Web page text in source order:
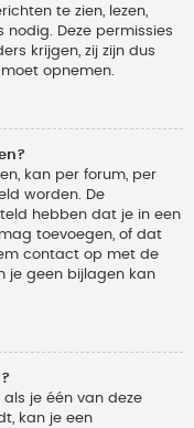
te zien, lezen,
nodig. Deze permissies
krijgen, zij zijn dus
opnemen.
kan per forum, per
worden. De
hebben dat je in een
toevoegen, of dat
contact op met de
je geen bijlagen kan
je één van deze
kan je een